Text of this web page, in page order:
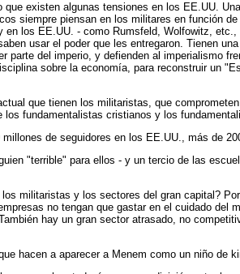
que existen algunas tensiones en los EE.UU.
siempre piensan en los militares en función
los EE.UU. - como Rumsfeld, Wolfowitz,
usar el poder que les entregaron. Tienen
parte del imperio, y defienden al imperialismo
sobre la economía, para reconstruir un
que tienen los militaristas, que
fundamentalistas cristianos y los
de seguidores en los EE.UU., más de
"terrible" para ellos - y un tercio de las
militaristas y los sectores del gran capital?
no tengan que gastar en el cuidado
hay un gran sector atrasado, no
hacen a aparecer a Menem como un niño